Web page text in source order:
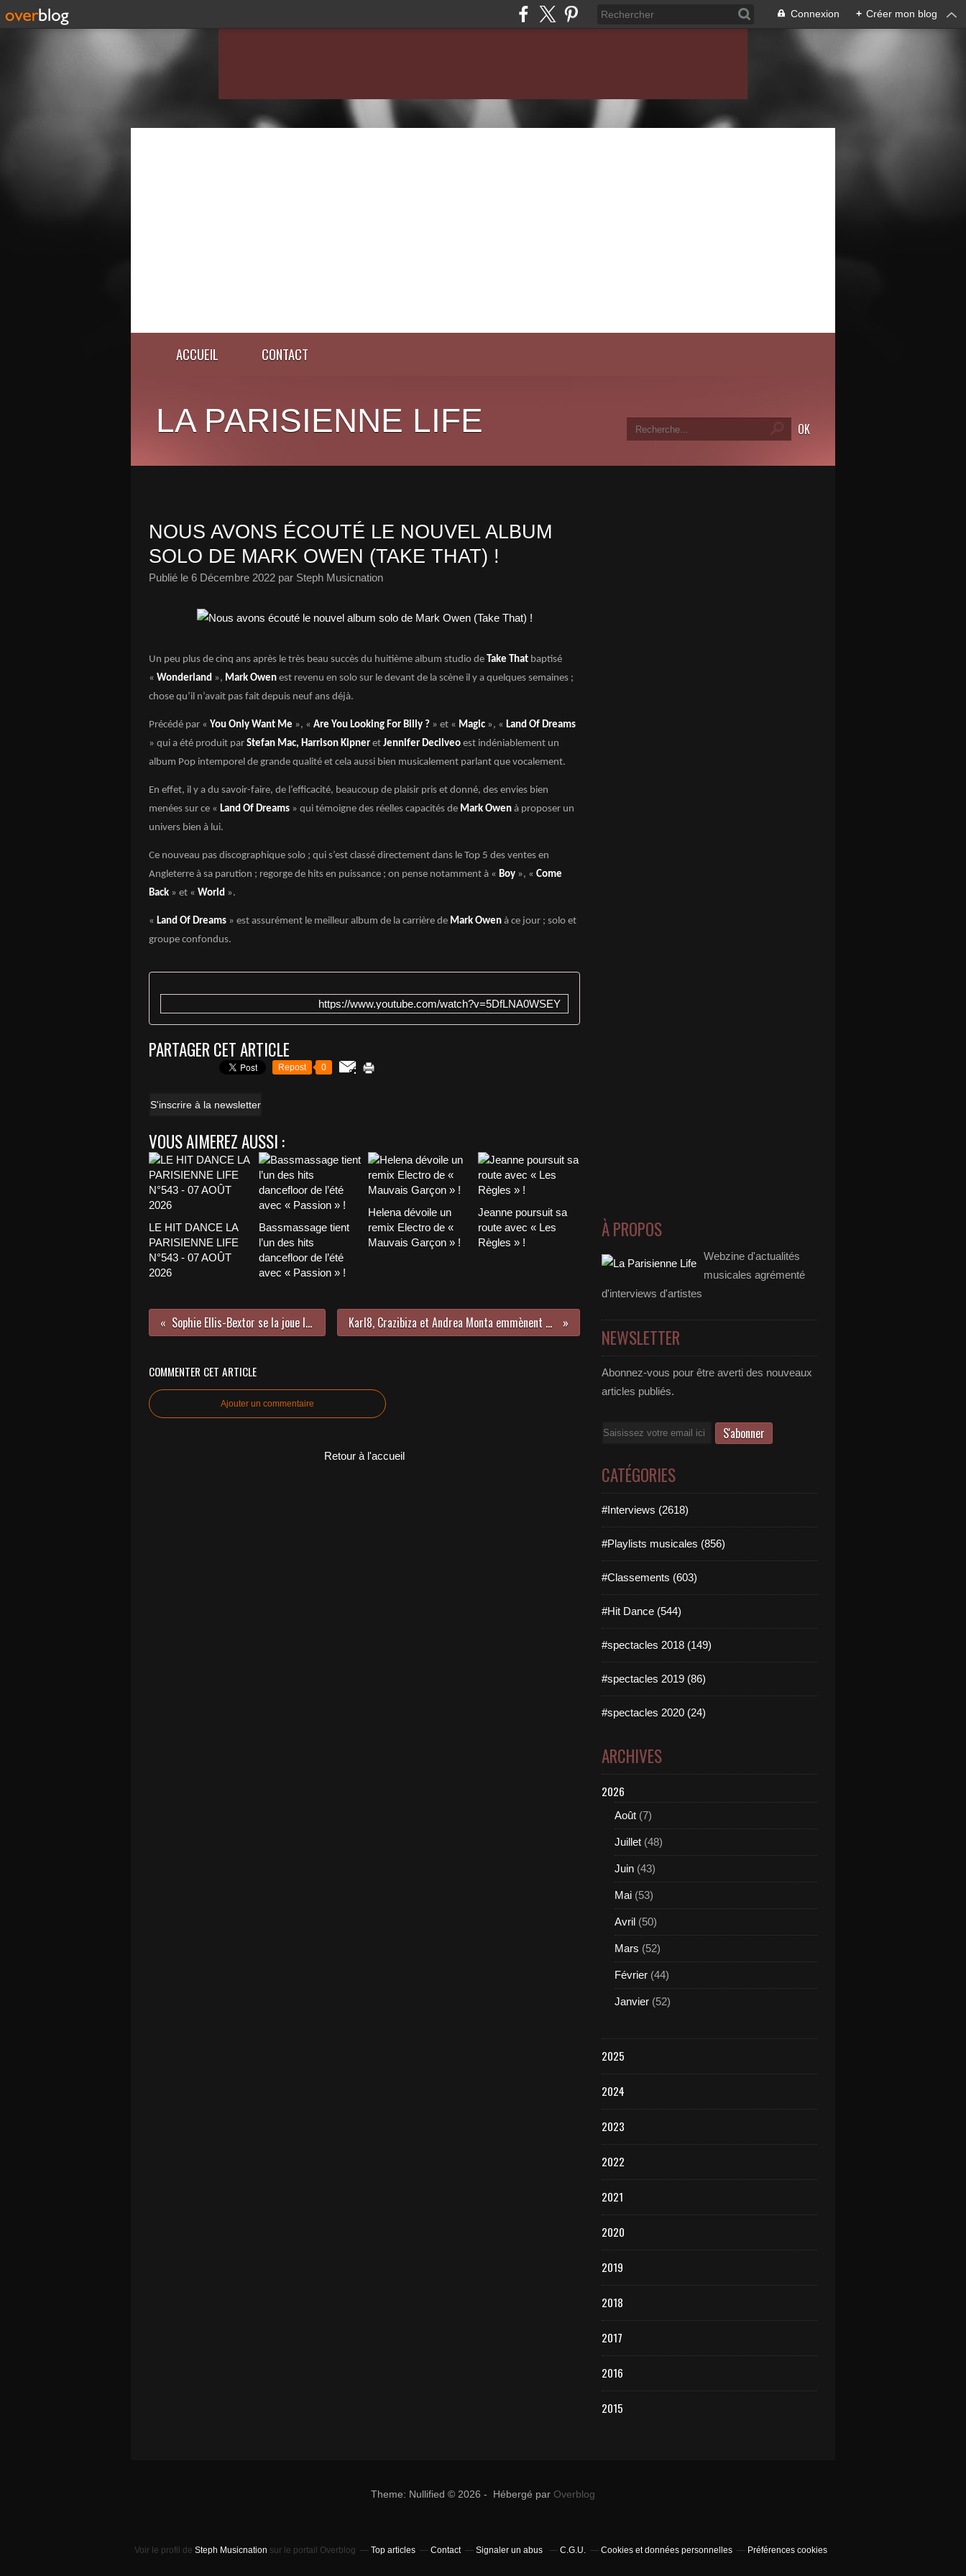
Connexion + Créer mon blog
ACCUEIL CONTACT
LA PARISIENNE LIFE
NOUS AVONS ÉCOUTÉ LE NOUVEL ALBUM
SOLO DE MARK OWEN (TAKE THAT) !
Publié le 6 Décembre 2022 par Steph Musicnation
Un peu plus de cinq ans après le très beau succès du huitième album studio de Take That baptisé
« Wonderland », Mark Owen est revenu en solo sur le devant de la scène il y a quelques semaines ;
chose qu’il n’avait pas fait depuis neuf ans déjà.
Précédé par « You Only Want Me », « Are You Looking For Billy ? » et « Magic », « Land Of Dreams
» qui a été produit par Stefan Mac, Harrison Kipner et Jennifer Decilveo est indéniablement un
album Pop intemporel de grande qualité et cela aussi bien musicalement parlant que vocalement.
En effet, il y a du savoir-faire, de l’efficacité, beaucoup de plaisir pris et donné, des envies bien
menées sur ce « Land Of Dreams » qui témoigne des réelles capacités de Mark Owen à proposer un
univers bien à lui.
Ce nouveau pas discographique solo ; qui s’est classé directement dans le Top 5 des ventes en
Angleterre à sa parution ; regorge de hits en puissance ; on pense notamment à « Boy », « Come
Back » et « World ».
« Land Of Dreams » est assurément le meilleur album de la carrière de Mark Owen à ce jour ; solo et
groupe confondus.
https://www.youtube.com/watch?v=5DfLNA0WSEY
PARTAGER CET ARTICLE
Repost 0
S'inscrire à la newsletter
VOUS AIMEREZ AUSSI :
LE HIT DANCE LA
PARISIENNE LIFE
N°543 - 07 AOÛT
2026
Bassmassage tient
l’un des hits
dancefloor de l’été
avec « Passion » !
Helena dévoile un
remix Electro de «
Mauvais Garçon » !
Jeanne poursuit sa
route avec « Les
Règles » !
Sophie Ellis-Bextor se la joue live sur un double album ! Karl8, Crazibiza et Andrea Monta emmènent « Stand By Me » sur le dancefloor !
COMMENTER CET ARTICLE
Ajouter un commentaire
Retour à l'accueil
À PROPOS
Webzine d'actualités
musicales agrémenté
d'interviews d'artistes
NEWSLETTER
Abonnez-vous pour être averti des nouveaux
articles publiés.
Email
CATÉGORIES
#Interviews (2618)
#Playlists musicales (856)
#Classements (603)
#Hit Dance (544)
#spectacles 2018 (149)
#spectacles 2019 (86)
#spectacles 2020 (24)
ARCHIVES
2026
Août (7)
Juillet (48)
Juin (43)
Mai (53)
Avril (50)
Mars (52)
Février (44)
Janvier (52)
2025
2024
2023
2022
2021
2020
2019
2018
2017
2016
2015
Theme: Nullified © 2026 - Hébergé par Overblog
Voir le profil de Steph Musicnation sur le portail Overblog Top articles Contact Signaler un abus C.G.U. Cookies et données personnelles Préférences cookies